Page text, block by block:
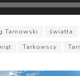
Tarnowski światła
Tarkowscy